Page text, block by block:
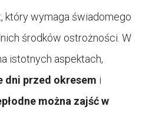
który wymaga świadomego
środków ostrożności. W
istotnych aspektach,
dni przed okresem i
można zajść w